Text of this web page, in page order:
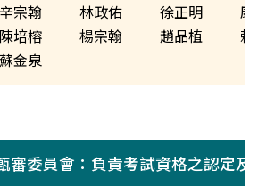
辛宗翰
林政佑 徐正明
陳培榕
楊宗翰 趙品植
蘇金泉
審委員會：負責考試資格之認定及